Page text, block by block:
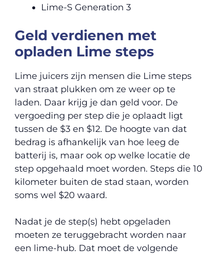
Lime-S Generation 3
Geld verdienen met
opladen Lime steps
Lime juicers zijn mensen die Lime steps
van straat plukken om ze weer op te
laden. Daar krijg je dan geld voor. De
vergoeding per step die je oplaadt ligt
tussen de $3 en $12. De hoogte van dat
bedrag is afhankelijk van hoe leeg de
batterij is, maar ook op welke locatie de
step opgehaald moet worden. Steps die 10
kilometer buiten de stad staan, worden
soms wel $20 waard.
Nadat je de step(s) hebt opgeladen
moeten ze teruggebracht worden naar
een lime-hub. Dat moet de volgende